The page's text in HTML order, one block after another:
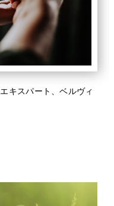
キスパート、ベルヴィ